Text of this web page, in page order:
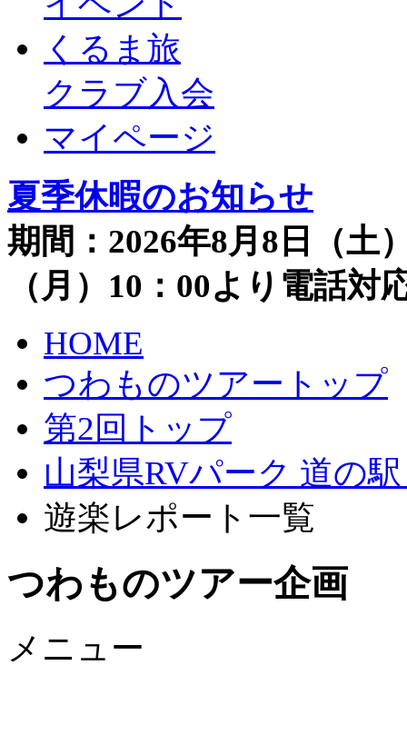
くるま旅
クラブ入会
マイページ
夏季休暇のお知らせ
期間：2026年8月8日（土
（月）10：00より電話
HOME
つわものツアートップ
第2回トップ
山梨県RVパーク 道の
遊楽レポート一覧
つわものツアー企画
メニュー